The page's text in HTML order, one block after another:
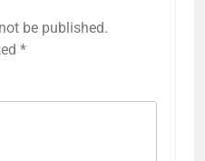
be published.
*